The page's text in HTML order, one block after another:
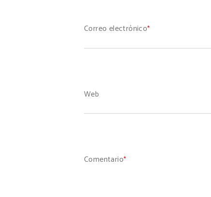
Correo electrónico*
Web
Comentario*